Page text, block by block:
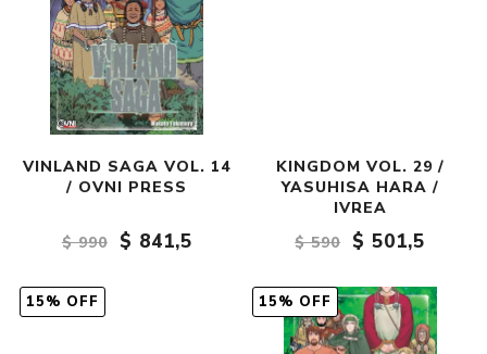
VINLAND SAGA VOL. 14
/ OVNI PRESS
$ 990 $ 841,5
KINGDOM VOL. 29 /
YASUHISA HARA /
IVREA
$ 590
$ 501,5
15% OFF 15% OFF